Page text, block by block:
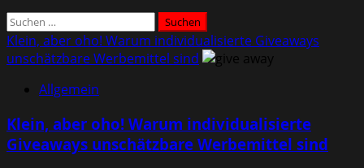
Suchen
nach:
Klein, aber oho! Warum individualisierte Giveaways
unschätzbare Werbemittel sind
Allgemein
Klein, aber oho! Warum individualisierte
Giveaways unschätzbare Werbemittel sind